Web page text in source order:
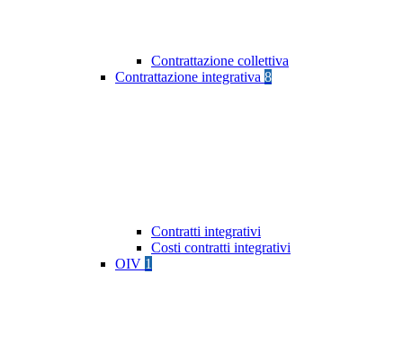
Contrattazione collettiva
Contrattazione integrativa 8
Contratti integrativi
Costi contratti integrativi
OIV 1